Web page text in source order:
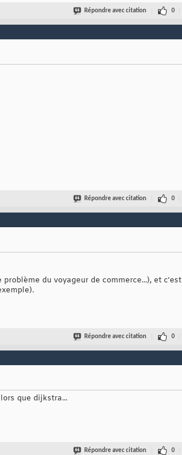
Répondre avec citation 0
Répondre avec citation 0
du voyageur de commerce...), et c'est
Répondre avec citation 0
que dijkstra...
Répondre avec citation 0